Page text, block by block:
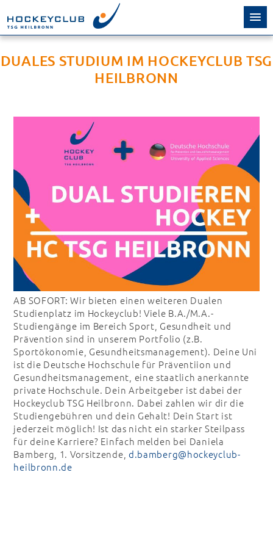
DUALES STUDIUM IM HOCKEYCLUB TSG
HEILBRONN
AB SOFORT: Wir bieten einen weiteren Dualen
Studienplatz im Hockeyclub! Viele B.A./M.A.-
Studiengänge im Bereich Sport, Gesundheit und
Prävention sind in unserem Portfolio (z.B.
Sportökonomie, Gesundheitsmanagement). Deine Uni
ist die Deutsche Hochschule für Präventiion und
Gesundheitsmanagement, eine staatlich anerkannte
private Hochschule. Dein Arbeitgeber ist dabei der
Hockeyclub TSG Heilbronn. Dabei zahlen wir dir die
Studiengebühren und dein Gehalt! Dein Start ist
jederzeit möglich! Ist das nicht ein starker Steilpass
für deine Karriere? Einfach melden bei Daniela
Bamberg, 1. Vorsitzende, d.bamberg@hockeyclub-
heilbronn.de